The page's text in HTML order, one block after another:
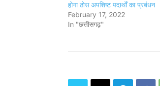
होगा ठोस अपशिष्ट पदार्थों का प्रबंधन
February 17, 2022
In "छत्तीसगढ़"